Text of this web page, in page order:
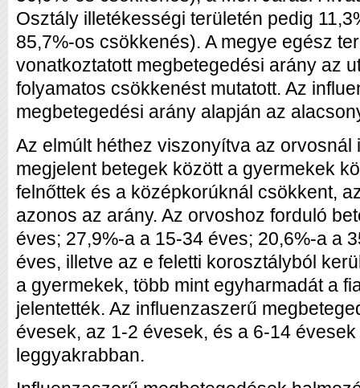
Osztály illetékességi területén pedig
85,7%-os csökkenés). A megye egész
vonatkoztatott megbetegedési arány az
folyamatos csökkenést mutatott. Az
megbetegedési arány alapján az
Az elmúlt héthez viszonyítva az
megjelent betegek között a gyermekek
felnőttek és a középkorúknál csökkent,
azonos az arány. Az orvoshoz forduló
éves; 27,9%-a a 15-34 éves; 20,6%-a a
éves, illetve az e feletti korosztályból
a gyermekek, több mint egyharmadát a
jelentették. Az influenzaszerű
évesek, az 1-2 évesek, és a 6-14
leggyakrabban.